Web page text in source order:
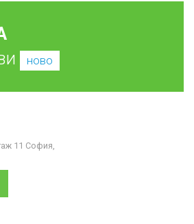
ново
11 София,